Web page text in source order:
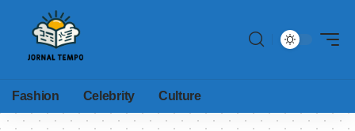
Fashion Celebrity Culture